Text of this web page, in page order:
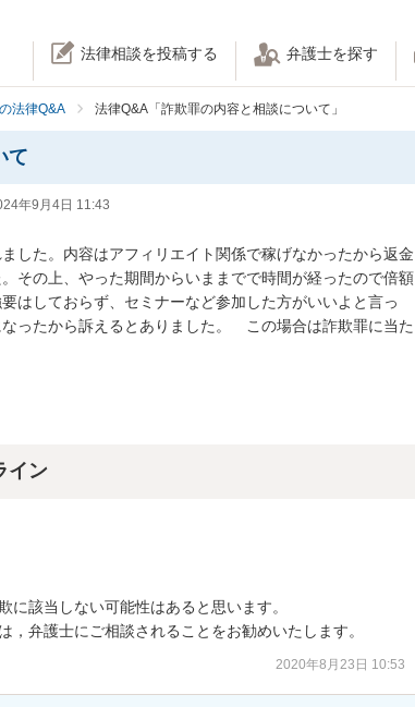
法律相談を投稿する 弁護士を探す
法律Q&A 法律Q&A「詐欺罪の内容と相談について」
て
年9月4日 11:43
した。内容はアフィリエイト関係で稼げなかったから返金
その上、やった期間からいままでで時間が経ったので倍額
はしておらず、セミナーなど参加した方がいいよと言っ
ったから訴えるとありました。　この場合は詐欺罪に当た
イン
該当しない可能性はあると思います。
，弁護士にご相談されることをお勧めいたします。
2020年8月23日 10:53